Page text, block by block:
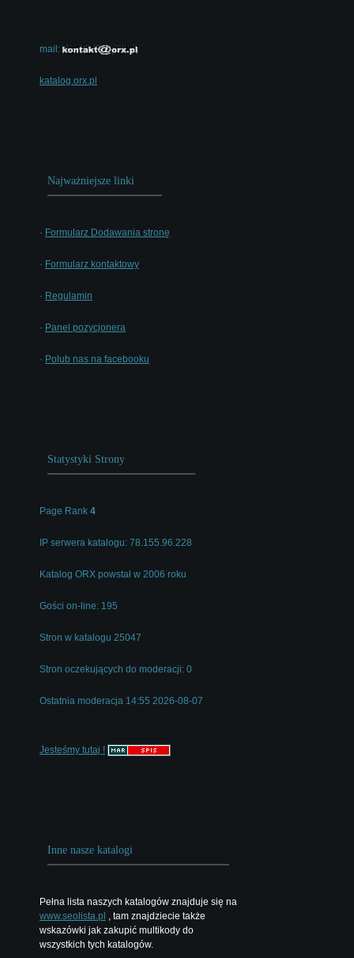
mail:
katalog.orx.pl
Najważniejsze linki
· Formularz Dodawania stronę
· Formularz kontaktowy
· Regulamin
· Panel pozycjonera
· Polub nas na facebooku
Statystyki Strony
Page Rank 4
IP serwera katalogu: 78.155.96.228
Katalog ORX powstał w 2006 roku
Gości on-line: 195
Stron w katalogu 25047
Stron oczekujących do moderacji: 0
Ostatnia moderacja 14:55 2026-08-07
Jesteśmy tutaj !
Inne nasze katalogi
Pełna lista naszych katalogów znajduje się na
www.seolista.pl , tam znajdziecie także
wskazówki jak zakupić multikody do
wszystkich tych katalogów.